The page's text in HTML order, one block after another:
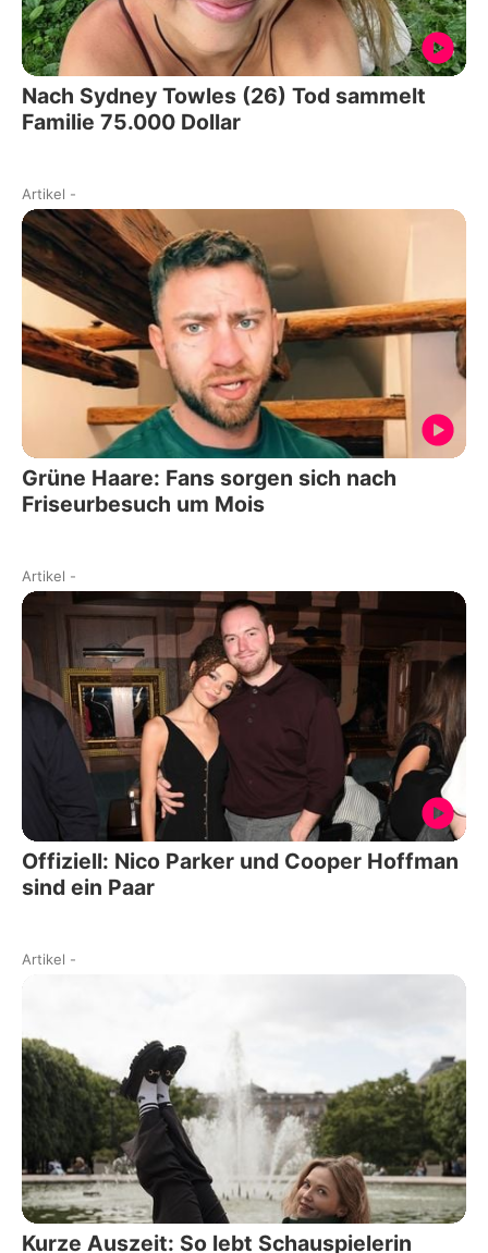
Nach Sydney Towles (26) Tod sammelt
Familie 75.000 Dollar
Artikel -
Grüne Haare: Fans sorgen sich nach
Friseurbesuch um Mois
Artikel -
Offiziell: Nico Parker und Cooper Hoffman
sind ein Paar
Artikel -
Kurze Auszeit: So lebt Schauspielerin